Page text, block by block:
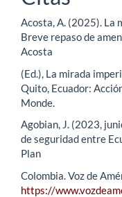
Acosta, A. (2025). La
Breve repaso de
Acosta
(Ed.), La mirada
Quito, Ecuador:
Monde.
Agobian, J. (2023,
de seguridad entre
Plan
Colombia. Voz de
https://